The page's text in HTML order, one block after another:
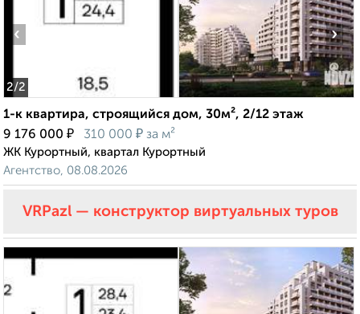
2/2
‹ ›
1-к квартира, строящийся дом, 30м², 2/12 этаж
9 176 000 ₽ 310 000 ₽ за м²
ЖК Курортный, квартал Курортный
Агентство, 08.08.2026
VRPazl — конструктор виртуальных туров